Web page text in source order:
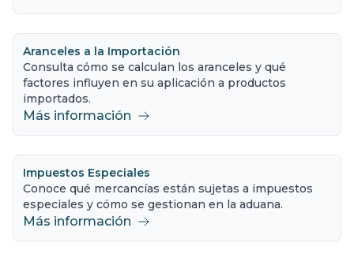
Aranceles a la Importación
Consulta cómo se calculan los aranceles y qué
factores influyen en su aplicación a productos
importados.
Más información
Impuestos Especiales
Conoce qué mercancías están sujetas a impuestos
especiales y cómo se gestionan en la aduana.
Más información